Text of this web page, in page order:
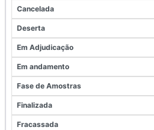
Cancelada
Deserta
Em Adjudicação
Em andamento
Fase de Amostras
Finalizada
Fracassada